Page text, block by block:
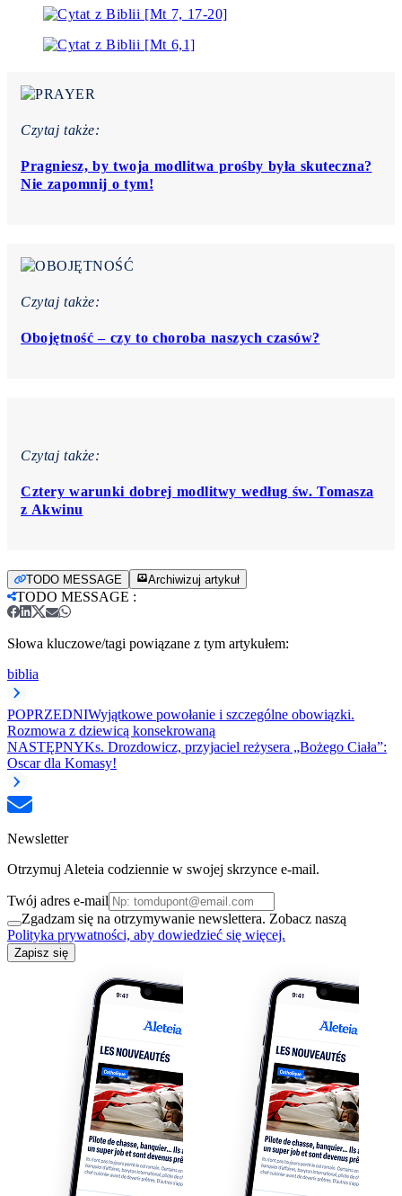
Czytaj także:
Pragniesz, by twoja modlitwa prośby była skuteczna?
Nie zapomnij o tym!
Czytaj także:
Obojętność – czy to choroba naszych czasów?
Czytaj także:
Cztery warunki dobrej modlitwy według św. Tomasza
z Akwinu
TODO MESSAGE Archiwizuj artykuł
TODO MESSAGE :
Słowa kluczowe/tagi powiązane z tym artykułem:
biblia
POPRZEDNIWyjątkowe powołanie i szczególne obowiązki.
Rozmowa z dziewicą konsekrowaną
NASTĘPNYKs. Drozdowicz, przyjaciel reżysera „Bożego Ciała”:
Oscar dla Komasy!
Newsletter
Otrzymuj Aleteia codziennie w swojej skrzynce e-mail.
Twój adres e-mail
Zgadzam się na otrzymywanie newslettera. Zobacz naszą
Polityka prywatności, aby dowiedzieć się więcej.
Zapisz się